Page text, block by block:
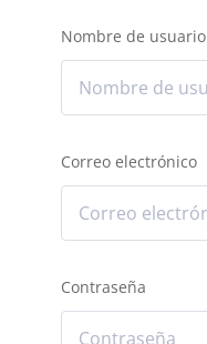
Nombre de usuario
Correo electrónico
Contraseña